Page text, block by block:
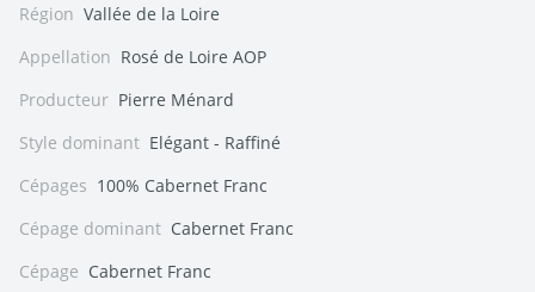
Région Vallée de la Loire
Appellation Rosé de Loire AOP
Producteur Pierre Ménard
Style dominant Elégant - Raffiné
Cépages 100% Cabernet Franc
Cépage dominant Cabernet Franc
Cépage Cabernet Franc